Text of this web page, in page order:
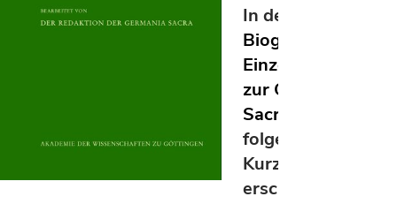
In der Reihe
Biographische
Einzelstudien
zur Germania
Sacra
folgenden
Kurzviten
erschienen.